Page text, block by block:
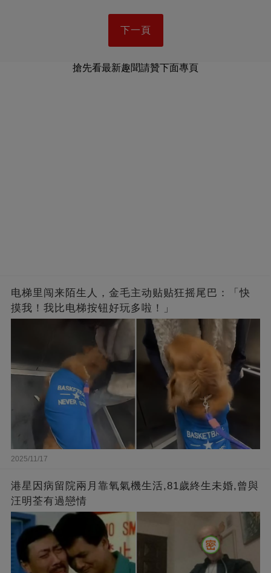
下一頁
搶先看最新趣聞請贊下面專頁
电梯里闯来陌生人，金毛主动贴贴狂摇尾巴：「快
摸我！我比电梯按钮好玩多啦！」
2025/11/17
港星因病留院兩月靠氧氣機生活,81歲終生未婚,曾與
汪明荃有過戀情